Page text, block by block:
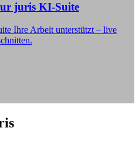
juris KI-Suite
Ihre Arbeit unterstützt – live